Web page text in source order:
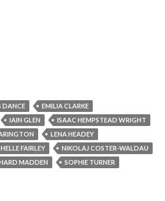
DANCE
EMILIA CLARKE
IAIN GLEN
ISAAC HEMPSTEAD WRIGHT
LENA HEADEY
FAIRLEY
NIKOLAJ COSTER-WALDAU
MADDEN
SOPHIE TURNER